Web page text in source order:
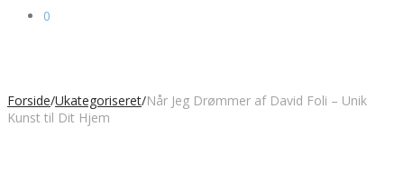
0
Forside/Ukategoriseret/Når Jeg Drømmer af David Foli – Unik
Kunst til Dit Hjem